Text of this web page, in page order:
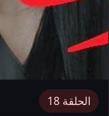
الحلقة 18